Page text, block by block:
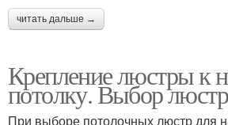
читать дальше →
Крепление люстры к
потолку. Выбор
При выборе потолочных люстр для